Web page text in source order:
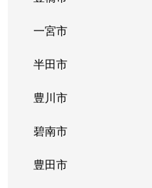
一宮市
半田市
豊川市
碧南市
豊田市